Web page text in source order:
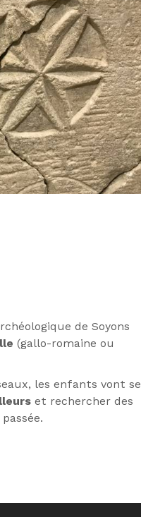
de Soyons
(gallo-romaine ou
les enfants vont se
et rechercher des